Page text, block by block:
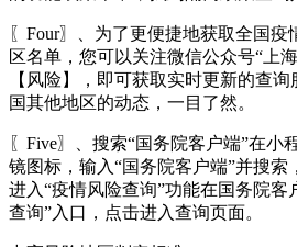
〖Four〗、为了更便捷地获取全国
区名单，您可以关注微信公众号“上
【风险】，即可获取实时更新的查
国其他地区的动态，一目了然。
〖Five〗、搜索“国务院客户端”在小
镜图标，输入“国务院客户端”并搜索
进入“疫情风险查询”功能在国务院客
查询”入口，点击进入查询页面。